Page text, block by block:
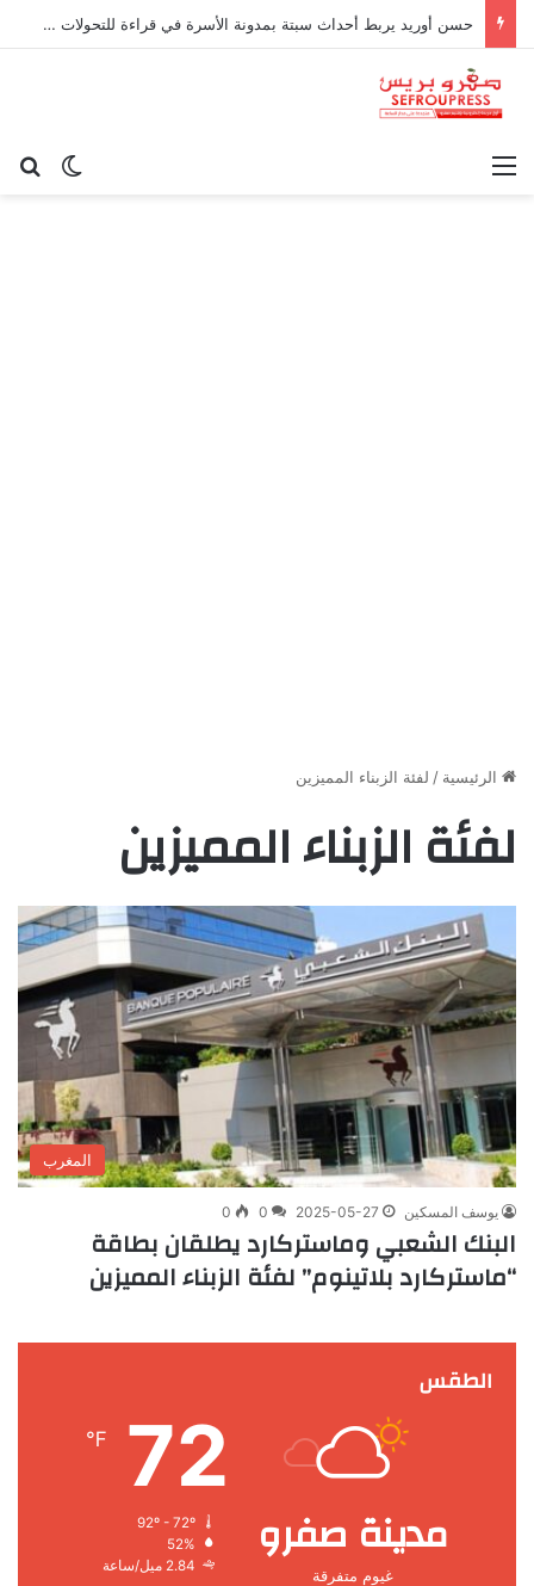
حسن أوريد يربط أحداث سبتة بمدونة الأسرة في قراءة للتحولات الاجتماعية
الوضع القائمة
الرئيسية / لفئة الزبناء المميزين
لفئة الزبناء المميزين
المغرب
يوسف المسكين 2025-05-27
0
0
البنك الشعبي وماستركارد يطلقان بطاقة
“ماستركارد بلاتينوم” لفئة الزبناء المميزين
الطقس
مدينة صفرو
غيوم متفرقة
72
℉
52%
2.84 ميل/ساعة